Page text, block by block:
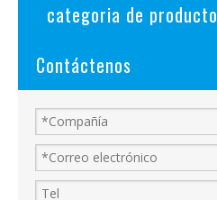
categoria de producto
Contáctenos